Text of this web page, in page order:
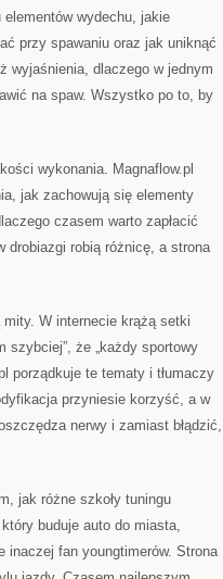
wydechu, jakie
przy spawaniu oraz jak uniknąć
wyjaśnienia, dlaczego w jednym
na spaw. Wszystko po to, by
wykonania. Magnaflow.pl
jak zachowują się elementy
czasem warto zapłacić
drobiazgi robią różnicę, a strona
W internecie krążą setki
szybciej”, że „każdy sportowy
porządkuje te tematy i tłumaczy
przyniesie korzyść, a w
nerwy i zamiast błądzić,
jak różne szkoły tuningu
buduje auto do miasta,
fan youngtimerów. Strona